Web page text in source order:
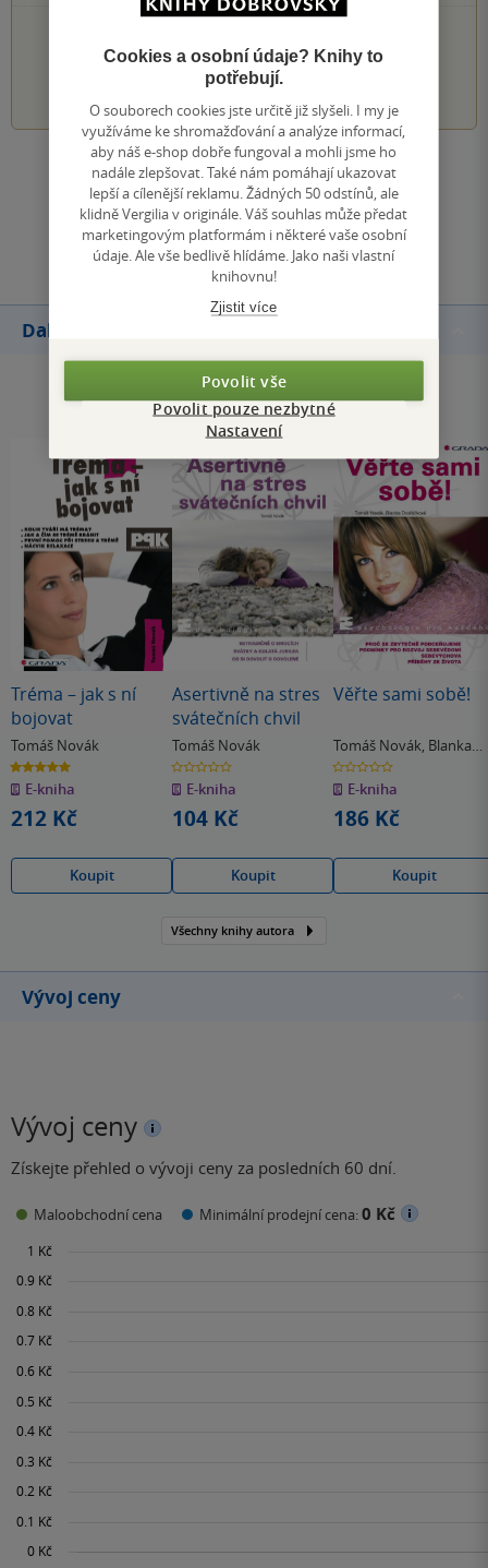
3 4 5
Zobrazit všechna hodnocení
Přidat hodnocení
Další knihy autora
Tréma – jak s ní
bojovat
Tomáš Novák
5.0
z
5
hvězdiček
E-kniha
212 Kč
Koupit
Asertivně na stres
svátečních chvil
Tomáš Novák
0.0
z
5
hvězdiček
E-kniha
104 Kč
Koupit
Věřte sami sobě!
Tomáš Novák, Blanka
Dvořáčková
0.0
z
5
hvězdiček
E-kniha
186 Kč
Koupit
Všechny knihy autora
Vývoj ceny
Vývoj ceny
Získejte přehled o vývoji ceny za posledních 60 dní.
Maloobchodní cena Minimální prodejní cena:0 Kč
Cookies a osobní údaje? Knihy to
potřebují.
O souborech cookies jste určitě již slyšeli. I my je
využíváme ke shromažďování a analýze informací,
aby náš e-shop dobře fungoval a mohli jsme ho
nadále zlepšovat. Také nám pomáhají ukazovat
lepší a cílenější reklamu. Žádných 50 odstínů, ale
klidně Vergilia v originále. Váš souhlas může předat
marketingovým platformám i některé vaše osobní
údaje. Ale vše bedlivě hlídáme. Jako naši vlastní
knihovnu!
Zjistit více
Povolit vše
Povolit pouze nezbytné
Nastavení